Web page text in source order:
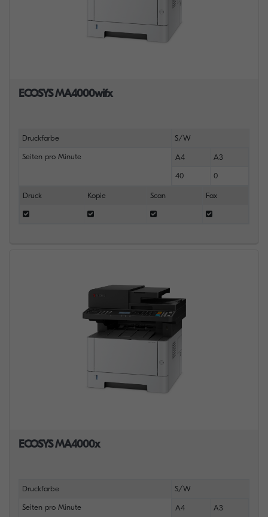
ECOSYS MA4000wifx
Druckfarbe S/W
Seiten pro Minute A4 A3
40 0
Druck Kopie Scan Fax
ECOSYS MA4000x
Druckfarbe S/W
Seiten pro Minute A4 A3